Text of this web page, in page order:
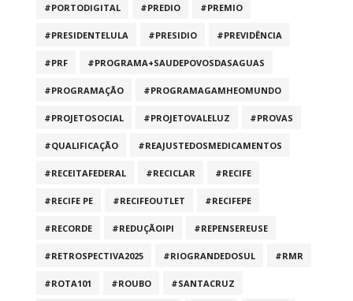
#PORTODIGITAL #PREDIO #PREMIO
#PRESIDENTELULA #PRESIDIO #PREVIDÊNCIA
#PRF #PROGRAMA+SAUDEPOVOSDASAGUAS
#PROGRAMAÇÃO #PROGRAMAGAMHEOMUNDO
#PROJETOSOCIAL #PROJETOVALELUZ #PROVAS
#QUALIFICAÇÃO #REAJUSTEDOSMEDICAMENTOS
#RECEITAFEDERAL #RECICLAR #RECIFE
#RECIFE PE #RECIFEOUTLET #RECIFEPE
#RECORDE #REDUÇÃOIPI #REPENSEREUSE
#RETROSPECTIVA2025 #RIOGRANDEDOSUL #RMR
#ROTA101 #ROUBO #SANTACRUZ